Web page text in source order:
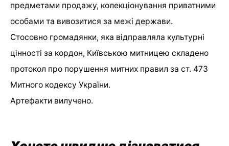
предметами продажу, колекціонування приватними
особами та вивозитися за межі держави.
Стосовно громадянки, яка відправляла культурні
цінності за кордон, Київською митницею складено
протокол про порушення митних правил за ст. 473
Митного кодексу України.
Артефакти вилучено.